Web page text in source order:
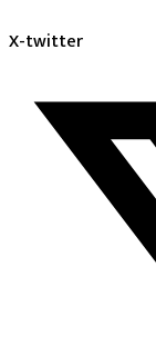
X-twitter